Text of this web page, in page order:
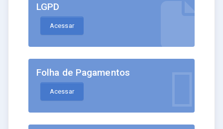
LGPD
Acessar
Folha de Pagamentos
Acessar